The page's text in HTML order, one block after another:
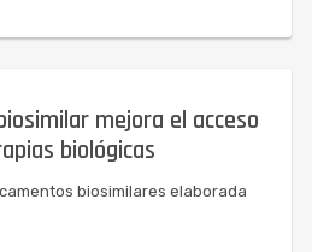
mejora el acceso
biológicas
biosimilares elaborada